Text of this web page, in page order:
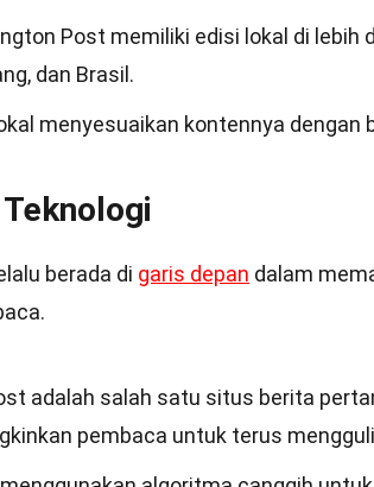
Post memiliki edisi lokal di lebih
dan Brasil.
menyesuaikan kontennya dengan
berada di garis depan dalam
adalah salah satu situs berita
pembaca untuk terus